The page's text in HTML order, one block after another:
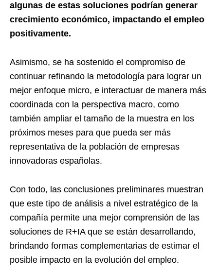
algunas de estas soluciones podrían generar
crecimiento económico, impactando el empleo
positivamente.
Asimismo, se ha sostenido el compromiso de
continuar refinando la metodología para lograr un
mejor enfoque micro, e interactuar de manera más
coordinada con la perspectiva macro, como
también ampliar el tamaño de la muestra en los
próximos meses para que pueda ser más
representativa de la población de empresas
innovadoras españolas.
Con todo, las conclusiones preliminares muestran
que este tipo de análisis a nivel estratégico de la
compañía permite una mejor comprensión de las
soluciones de R+IA que se están desarrollando,
brindando formas complementarias de estimar el
posible impacto en la evolución del empleo.